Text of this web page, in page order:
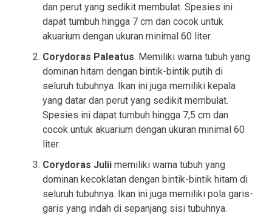
dan perut yang sedikit membulat. Spesies ini
dapat tumbuh hingga 7 cm dan cocok untuk
akuarium dengan ukuran minimal 60 liter.
Corydoras Paleatus. Memiliki warna tubuh yang
dominan hitam dengan bintik-bintik putih di
seluruh tubuhnya. Ikan ini juga memiliki kepala
yang datar dan perut yang sedikit membulat.
Spesies ini dapat tumbuh hingga 7,5 cm dan
cocok untuk akuarium dengan ukuran minimal 60
liter.
Corydoras Julii memiliki warna tubuh yang
dominan kecoklatan dengan bintik-bintik hitam di
seluruh tubuhnya. Ikan ini juga memiliki pola garis-
garis yang indah di sepanjang sisi tubuhnya.